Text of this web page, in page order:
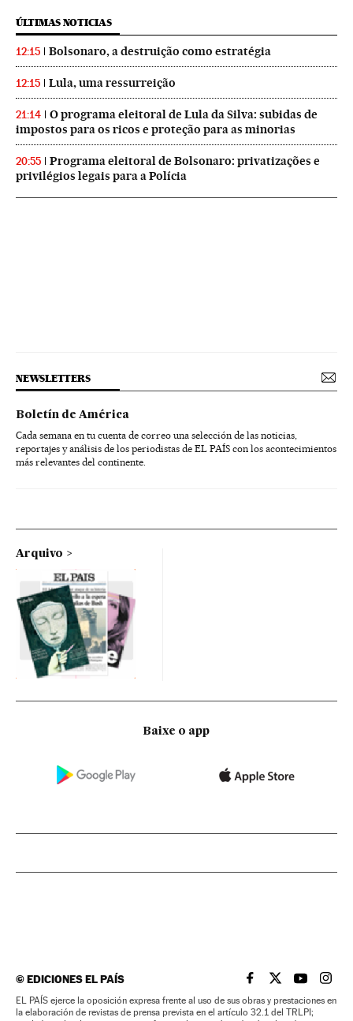
ÚLTIMAS NOTICIAS
12:15 Bolsonaro, a destruição como estratégia
12:15 Lula, uma ressurreição
21:14
O programa eleitoral de Lula da Silva: subidas de
impostos para os ricos e proteção para as minorias
20:55
Programa eleitoral de Bolsonaro: privatizações e
privilégios legais para a Polícia
NEWSLETTERS
Boletín de América
Cada semana en tu cuenta de correo una selección de las noticias,
reportajes y análisis de los periodistas de EL PAÍS con los acontecimientos
más relevantes del continente.
Arquivo
Baixe o app
©EDICIONES EL PAÍS EL PAÍS BRASIL EN
EL PAÍSEL PAÍS
EL
EL PAÍS ejerce la oposición expresa frente al uso de sus obras y prestaciones en
la elaboración de revistas de prensa prevista en el artículo 32.1 del TRLPI;